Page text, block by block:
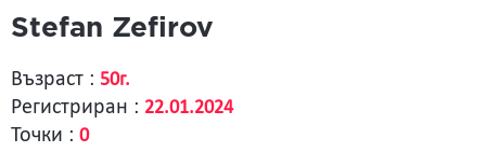
Stefan Zefirov
Възраст : 50г.
Регистриран : 22.01.2024
Точки : 0